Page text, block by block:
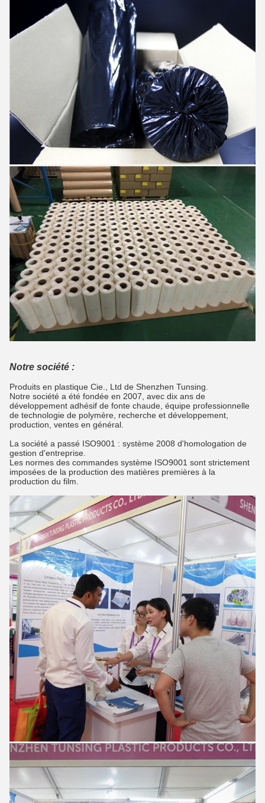
Notre société :
Produits en plastique Cie., Ltd de Shenzhen Tunsing.
Notre société a été fondée en 2007, avec dix ans de
développement adhésif de fonte chaude, équipe professionnelle
de technologie de polymère, recherche et développement,
production, ventes en général.
La société a passé ISO9001 : système 2008 d'homologation de
gestion d'entreprise.
Les normes des commandes système ISO9001 sont strictement
imposées de la production des matières premières à la
production du film.